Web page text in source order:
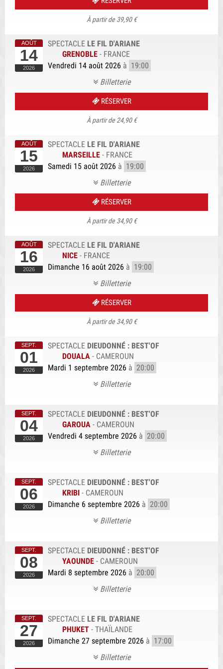
À partir de 39,90 €
14
SPECTACLE LE FIL D'ARIANE
GRENOBLE - FRANCE
Vendredi 14 août 2026 à 19:00
Billetterie
RÉSERVER
À partir de 24,90 €
15
SPECTACLE LE FIL D'ARIANE
MARSEILLE - FRANCE
Samedi 15 août 2026 à 19:00
Billetterie
RÉSERVER
À partir de 34,90 €
16
SPECTACLE LE FIL D'ARIANE
NICE - FRANCE
Dimanche 16 août 2026 à 19:00
Billetterie
RÉSERVER
À partir de 34,90 €
01
SPECTACLE DIEUDONNÉ : BEST'OF
DOUALA - CAMEROUN
Mardi 1 septembre 2026 à 20:00
Billetterie
04
SPECTACLE DIEUDONNÉ : BEST'OF
GAROUA - CAMEROUN
Vendredi 4 septembre 2026 à 20:00
Billetterie
06
SPECTACLE DIEUDONNÉ : BEST'OF
KRIBI - CAMEROUN
Dimanche 6 septembre 2026 à 20:00
Billetterie
08
SPECTACLE DIEUDONNÉ : BEST'OF
YAOUNDE - CAMEROUN
Mardi 8 septembre 2026 à 20:00
Billetterie
27
SPECTACLE LE FIL D'ARIANE
PHUKET -THAÏLANDE
Dimanche 27 septembre 2026 à 17:00
Billetterie